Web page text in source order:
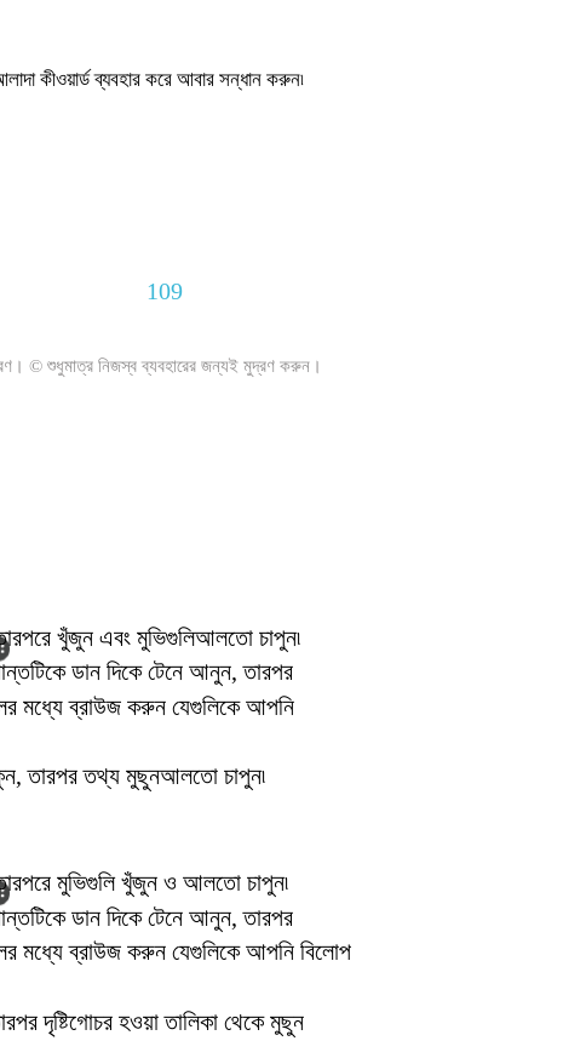
কীওয়ার্ড ব্যবহার করে আবার সন্ধান করুন৷
109
© শুধুমাত্র নিজস্ব ব্যবহারের জন্যই মুদ্রণ করুন।
খুঁজুন এবং মুভিগুলিআলতো চাপুন৷
ডান দিকে টেনে আনুন, তারপর
মধ্যে ব্রাউজ করুন যেগুলিকে আপনি
তারপর তথ্য মুছুনআলতো চাপুন৷
মুভিগুলি খুঁজুন ও আলতো চাপুন৷
ডান দিকে টেনে আনুন, তারপর
মধ্যে ব্রাউজ করুন যেগুলিকে আপনি বিলোপ
দৃষ্টিগোচর হওয়া তালিকা থেকে মুছুন